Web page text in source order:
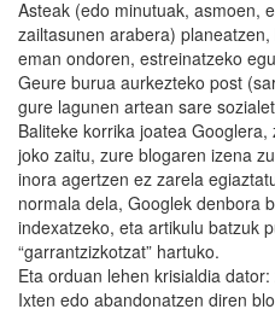
Asteak (edo minutuak, asmoen,
zailtasunen arabera)
eman ondoren, estreinatzeko
Geure burua aurkezteko post
gure lagunen artean sare
Baliteke korrika joatea
joko zaitu, zure blogaren izena
inora agertzen ez zarela
normala dela, Googlek denbora
indexatzeko, eta artikulu batzuk
“garrantzizkotzat” hartuko.
Eta orduan lehen krisialdia
Ixten edo abandonatzen diren